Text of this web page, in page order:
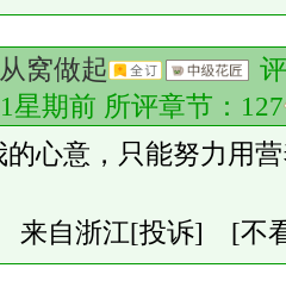
窝做起
星期前 所评章节： 127
心意，只能努力用
来自浙江[投诉] [不